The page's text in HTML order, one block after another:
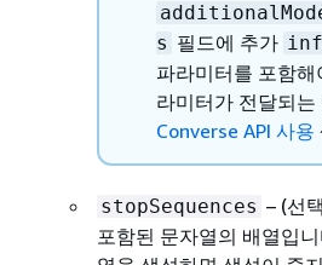
s 필드에 추가
파라미터를 포함
라미터가 전달되
Converse API 사용
stopSequences – (선
포함된 문자열의 배열입